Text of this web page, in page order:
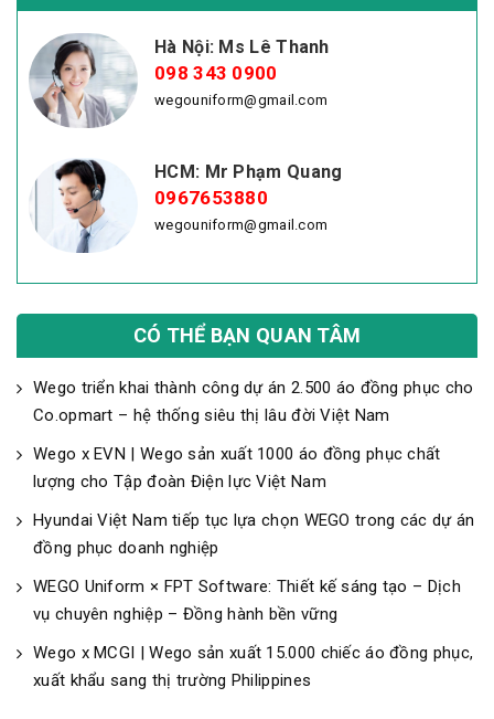
Hà Nội: Ms Lê Thanh
098 343 0900
wegouniform@gmail.com
HCM: Mr Phạm Quang
0967653880
wegouniform@gmail.com
CÓ THỂ BẠN QUAN TÂM
Wego triển khai thành công dự án 2.500 áo đồng phục cho
Co.opmart – hệ thống siêu thị lâu đời Việt Nam
Wego x EVN | Wego sản xuất 1000 áo đồng phục chất
lượng cho Tập đoàn Điện lực Việt Nam
Hyundai Việt Nam tiếp tục lựa chọn WEGO trong các dự án
đồng phục doanh nghiệp
WEGO Uniform × FPT Software: Thiết kế sáng tạo – Dịch
vụ chuyên nghiệp – Đồng hành bền vững
Wego x MCGI | Wego sản xuất 15.000 chiếc áo đồng phục,
xuất khẩu sang thị trường Philippines